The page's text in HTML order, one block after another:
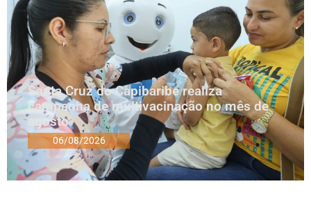
Santa Cruz do Capibaribe realiza
campanha de multivacinação no mês de
agosto
06/08/2026